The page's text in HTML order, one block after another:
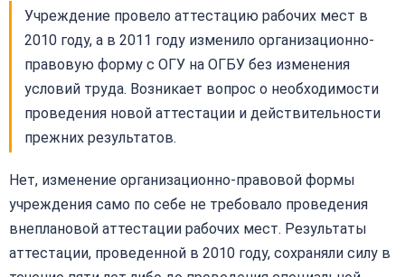
Учреждение провело аттестацию рабочих мест в
2010 году, а в 2011 году изменило организационно-
правовую форму с ОГУ на ОГБУ без изменения
условий труда. Возникает вопрос о необходимости
проведения новой аттестации и действительности
прежних результатов.
Нет, изменение организационно-правовой формы
учреждения само по себе не требовало проведения
внеплановой аттестации рабочих мест. Результаты
аттестации, проведенной в 2010 году, сохраняли силу в